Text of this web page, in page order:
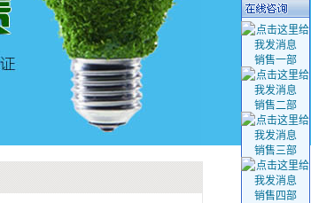
销售一部
销售二部
销售三部
销售四部